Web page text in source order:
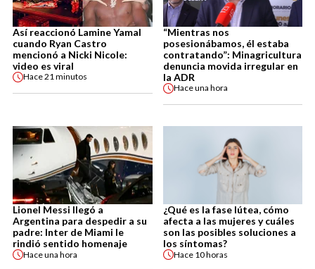
Así reaccionó Lamine Yamal
cuando Ryan Castro
mencionó a Nicki Nicole:
video es viral
Hace21 minutos
“Mientras nos
posesionábamos, él estaba
contratando”: Minagricultura
denuncia movida irregular en
la ADR
Haceuna hora
Lionel Messi llegó a
Argentina para despedir a su
padre: Inter de Miami le
rindió sentido homenaje
Haceuna hora
¿Qué es la fase lútea, cómo
afecta a las mujeres y cuáles
son las posibles soluciones a
los síntomas?
Hace 10 horas